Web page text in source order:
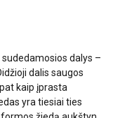
dalys –
dalis saugos
kaip įprasta
yra tiesiai ties